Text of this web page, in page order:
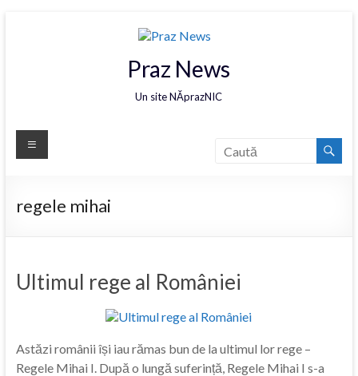
Praz News
Un site NĂprazNIC
regele mihai
Ultimul rege al României
Astăzi românii își iau rămas bun de la ultimul lor rege –
Regele Mihai I. După o lungă suferință, Regele Mihai I s-a